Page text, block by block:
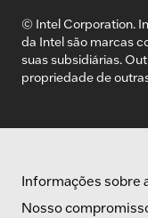
© Intel Corporation.
da Intel são marcas
suas subsidiárias.
propriedade de
Informações sobre
Nosso